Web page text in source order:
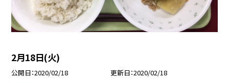
2月18日(火)
公開日 2020/02/18 更新日 2020/02/18